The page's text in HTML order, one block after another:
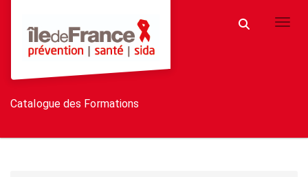
Catalogue des Formations